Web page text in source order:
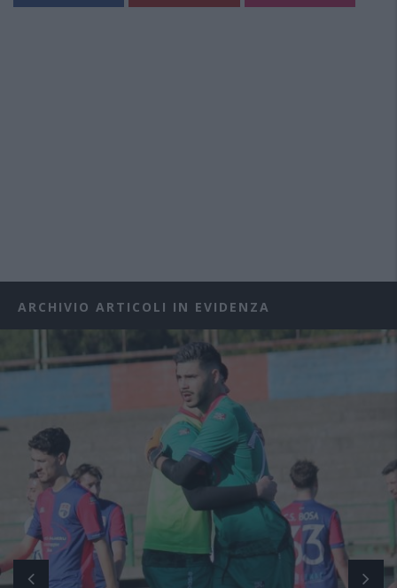
ARCHIVIO ARTICOLI IN EVIDENZA